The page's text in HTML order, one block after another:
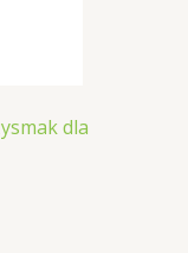
dla